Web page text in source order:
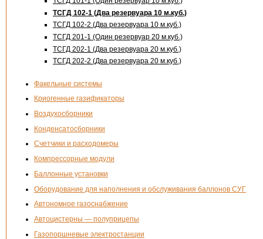
ТСГД 102-1 (Два резервуара 10 м.куб.)
ТСГД 102-2 (Два резервуара 10 м.куб.)
ТСГД 201-1 (Один резервуар 20 м.куб.)
ТСГД 202-1 (Два резервуара 20 м.куб.)
ТСГД 202-2 (Два резервуара 20 м.куб.)
Факельные системы
Криогенные газификаторы
Воздухосборники
Конденсатосборники
Счетчики и расходомеры
Компрессорные модули
Баллонные установки
Оборудование для наполнения и обслуживания баллонов СУГ
Автономное газоснабжение
Автоцистерны — полуприцепы
Газопоршневые электростанции